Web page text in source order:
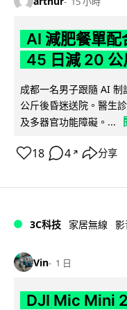
AI 減肥餐單
45 日減 20 公
成都一名男子跟隨 AI
公斤後昏迷送院。醫生
及多器官功能障礙。...
18 4 ↗ 分享
3C科技 家居無線 影
Vin 1 日
DJI Mic Mini